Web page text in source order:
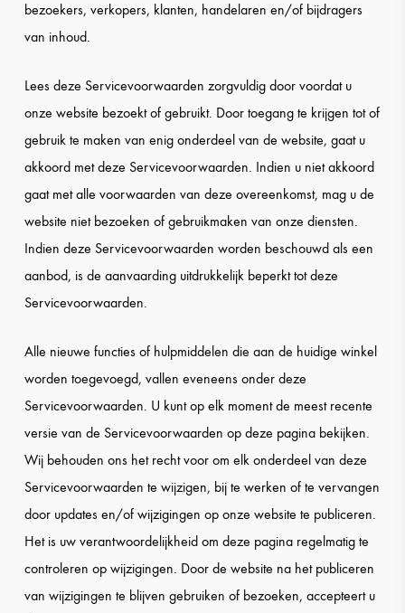
bezoekers, verkopers, klanten, handelaren en/of bijdragers
van inhoud.
Lees deze Servicevoorwaarden zorgvuldig door voordat u
onze website bezoekt of gebruikt. Door toegang te krijgen tot of
gebruik te maken van enig onderdeel van de website, gaat u
akkoord met deze Servicevoorwaarden. Indien u niet akkoord
gaat met alle voorwaarden van deze overeenkomst, mag u de
website niet bezoeken of gebruikmaken van onze diensten.
Indien deze Servicevoorwaarden worden beschouwd als een
aanbod, is de aanvaarding uitdrukkelijk beperkt tot deze
Servicevoorwaarden.
Alle nieuwe functies of hulpmiddelen die aan de huidige winkel
worden toegevoegd, vallen eveneens onder deze
Servicevoorwaarden. U kunt op elk moment de meest recente
versie van de Servicevoorwaarden op deze pagina bekijken.
Wij behouden ons het recht voor om elk onderdeel van deze
Servicevoorwaarden te wijzigen, bij te werken of te vervangen
door updates en/of wijzigingen op onze website te publiceren.
Het is uw verantwoordelijkheid om deze pagina regelmatig te
controleren op wijzigingen. Door de website na het publiceren
van wijzigingen te blijven gebruiken of bezoeken, accepteert u